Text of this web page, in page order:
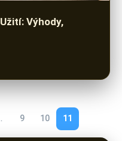
Výhody,
9 10 11